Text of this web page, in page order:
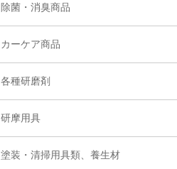
除菌・消臭商品
カーケア商品
各種研磨剤
研摩用具
塗装・清掃用具類、養生材